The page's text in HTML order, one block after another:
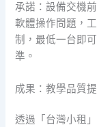
承諾：設備交機
軟體操作問題，
制，最低一台即
準。
成果：教學品質
透過「台灣小租